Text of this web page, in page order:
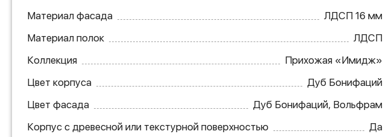
Материал фасада
ЛДСП 16 мм
Материал полок
ЛДСП
Коллекция
Прихожая «Имидж»
Цвет корпуса
Дуб Бонифаций
Цвет фасада
Дуб Бонифаций, Вольфрам
Корпус с древесной или текстурной поверхностью
Да